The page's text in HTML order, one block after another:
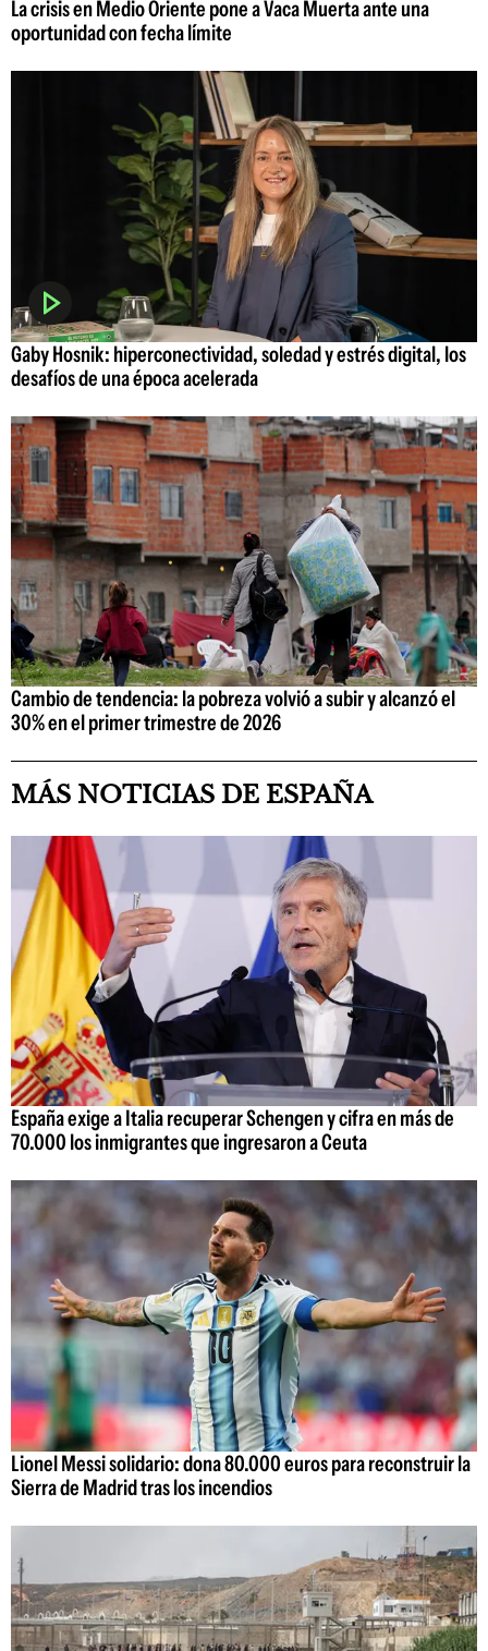
La crisis en Medio Oriente pone a Vaca Muerta ante una
oportunidad con fecha límite
Gaby Hosnik: hiperconectividad, soledad y estrés digital, los
desafíos de una época acelerada
Cambio de tendencia: la pobreza volvió a subir y alcanzó el
30% en el primer trimestre de 2026
MÁS NOTICIAS DE ESPAÑA
España exige a Italia recuperar Schengen y cifra en más de
70.000 los inmigrantes que ingresaron a Ceuta
Lionel Messi solidario: dona 80.000 euros para reconstruir la
Sierra de Madrid tras los incendios